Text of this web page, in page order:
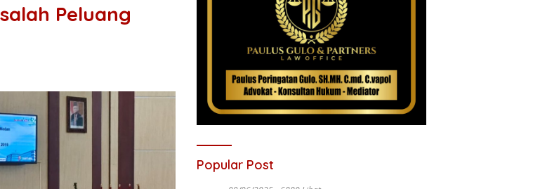
Peluang
Popular Post